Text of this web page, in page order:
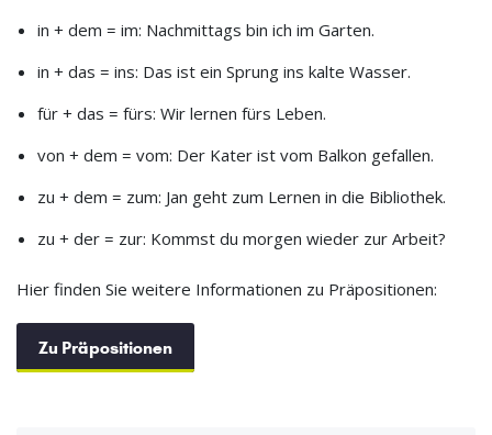
in + dem = im: Nachmittags bin ich im Garten.
in + das = ins: Das ist ein Sprung ins kalte Wasser.
für + das = fürs: Wir lernen fürs Leben.
von + dem = vom: Der Kater ist vom Balkon gefallen.
zu + dem = zum: Jan geht zum Lernen in die Bibliothek.
zu + der = zur: Kommst du morgen wieder zur Arbeit?
Hier finden Sie weitere Informationen zu Präpositionen:
Zu Präpositionen